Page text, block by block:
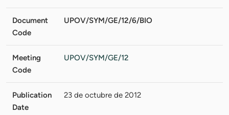
Document
Code
UPOV/SYM/GE/12/6/BIO
Meeting
Code
UPOV/SYM/GE/12
Publication
Date
23 de octubre de 2012